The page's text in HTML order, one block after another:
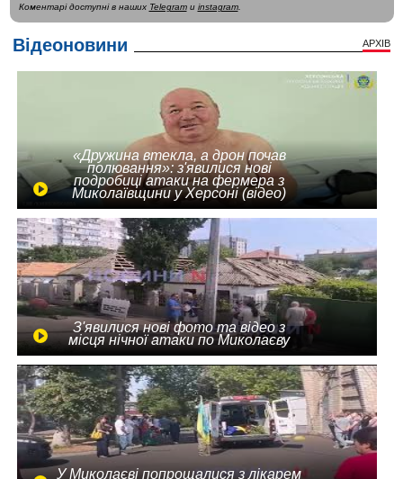
Коментарі доступні в наших Telegramи instagram.
Відеоновини АРХІВ
«Дружина втекла, а дрон почав
полювання»: з'явилися нові
подробиці атаки на фермера з
Миколаївщини у Херсоні (відео)
З'явилися нові фото та відео з
місця нічної атаки по Миколаєву
У Миколаєві попрощалися з лікарем